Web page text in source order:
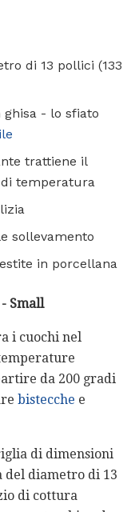
di 13 pollici (133
- lo sfiato
trattiene il
temperatura
sollevamento
in porcellana
Small
i cuochi nel
da 200 gradi
bistecche e
di dimensioni
del diametro di 13
di cottura